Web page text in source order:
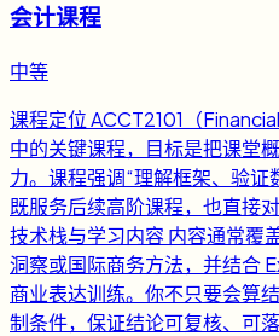
会计课程
中等
课程定位 ACCT2101（
中的关键课程，目标是把课堂
力。课程强调“理解框架、验证
既服务后续高阶课程，也直接
技术栈与学习内容 内容通常覆
洞察或国际商务方法，并结合
商业表达训练。你不只要会算
制条件，保证结论可复核、可